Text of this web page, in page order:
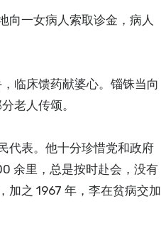
向一女病人索取诊金，病人
临床馈药献婆心。锱铢当向
老人传颂。
代表。他十分珍惜党和政府
余里，总是按时赴会，没有
加之 1967 年，李在贫病交加